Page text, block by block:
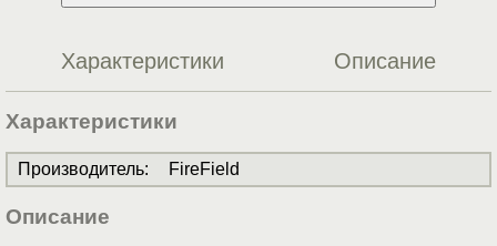
Характеристики Описание
Характеристики
Производитель: FireField
Описание